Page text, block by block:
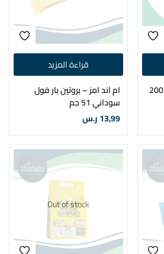
الخميره الغذائيه الطبيعيه 200
قراءة المزيد
ام اند امز – بروتين بار فول
سوداني 51 جم
13,99ر.س
Out of stock